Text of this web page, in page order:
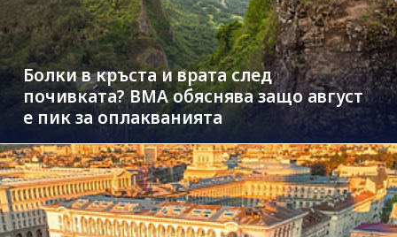
Болки в кръста и врата след
почивката? ВМА обяснява защо август
е пик за оплакванията